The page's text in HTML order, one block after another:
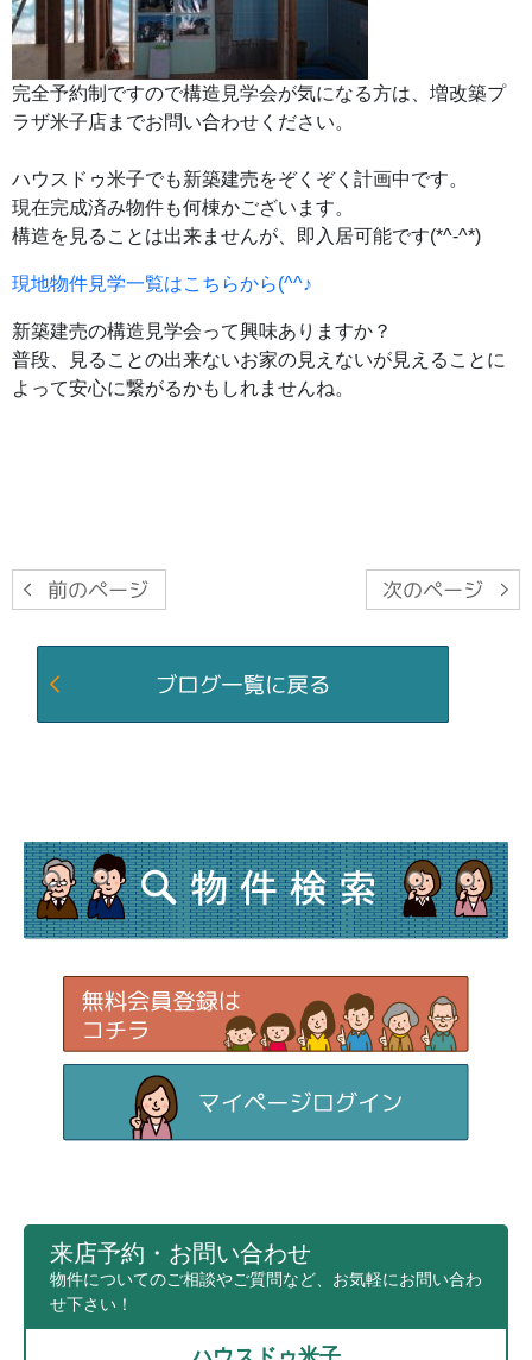
完全予約制ですので構造見学会が気になる方は、増改築プ
ラザ米子店までお問い合わせください。
ハウスドゥ米子でも新築建売をぞくぞく計画中です。
現在完成済み物件も何棟かございます。
構造を見ることは出来ませんが、即入居可能です(*^-^*)
現地物件見学一覧はこちらから(^^♪
新築建売の構造見学会って興味ありますか？
普段、見ることの出来ないお家の見えないが見えることに
よって安心に繋がるかもしれませんね。
来店予約・お問い合わせ
物件についてのご相談やご質問など、お気軽にお問い合わ
せ下さい！